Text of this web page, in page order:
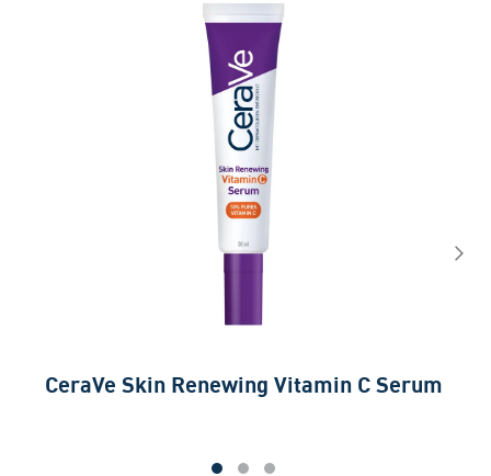
CeraVe Skin Renewing Vitamin C Serum